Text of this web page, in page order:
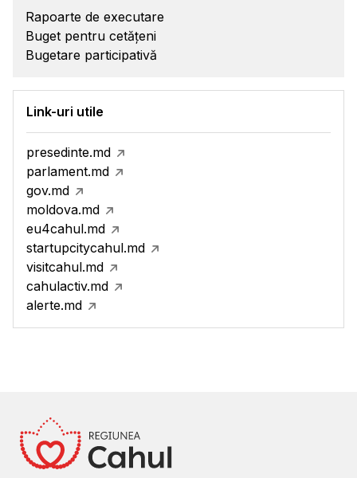
Rapoarte de executare
Buget pentru cetățeni
Bugetare participativă
Link-uri utile
presedinte.md
parlament.md
gov.md
moldova.md
eu4cahul.md
startupcitycahul.md
visitcahul.md
cahulactiv.md
alerte.md